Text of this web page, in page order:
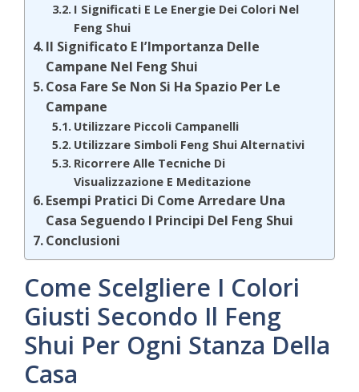
I Significati E Le Energie Dei Colori Nel
Feng Shui
Il Significato E l’Importanza Delle
Campane Nel Feng Shui
Cosa Fare Se Non Si Ha Spazio Per Le
Campane
Utilizzare Piccoli Campanelli
Utilizzare Simboli Feng Shui Alternativi
Ricorrere Alle Tecniche Di
Visualizzazione E Meditazione
Esempi Pratici Di Come Arredare Una
Casa Seguendo I Principi Del Feng Shui
Conclusioni
Come Scelgliere I Colori
Giusti Secondo Il Feng
Shui Per Ogni Stanza Della
Casa